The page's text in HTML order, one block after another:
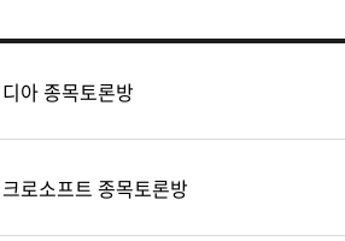
아 종목토론방
로소프트 종목토론방